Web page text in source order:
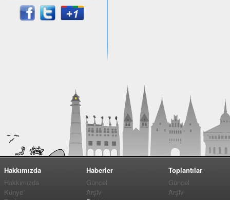
Hakkımızda
Hakkımızda
Künye
Haberler
Güncel
Arşiv
Toplantılar
Güncel
Arşiv